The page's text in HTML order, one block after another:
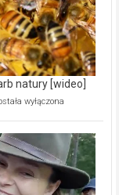
natury [wideo]
wyłączona